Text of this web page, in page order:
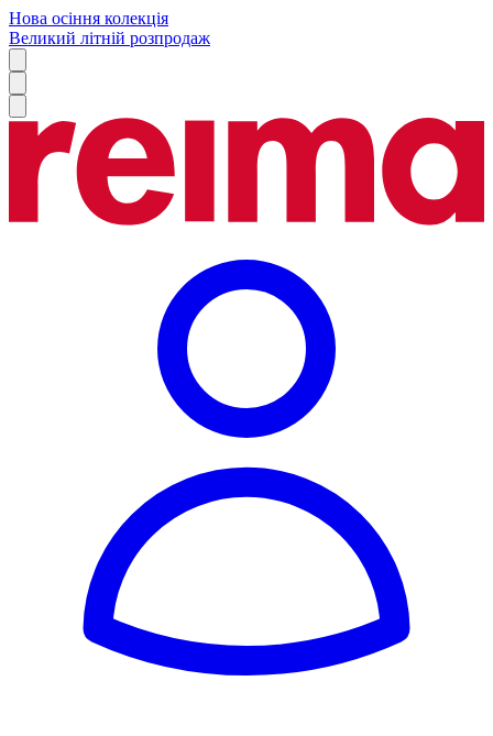
Нова осіння колекція
Великий літній розпродаж